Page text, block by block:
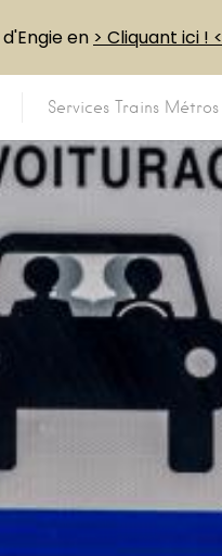
Services Trains Métros
d'Engie en > Cliquant ici ! <